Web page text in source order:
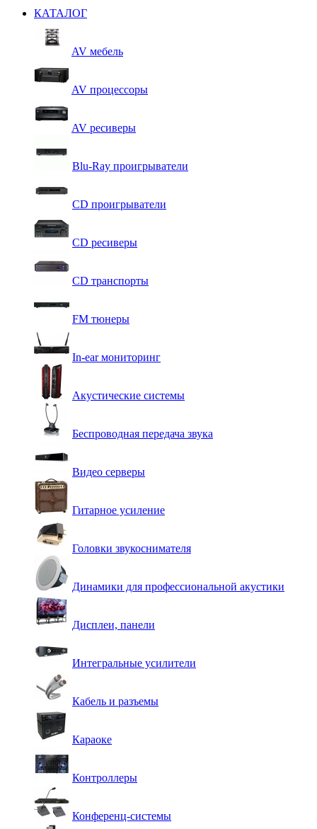
КАТАЛОГ
AV мебель
AV процессоры
AV ресиверы
Blu-Ray проигрыватели
CD проигрыватели
CD ресиверы
CD транспорты
FM тюнеры
In-ear мониторинг
Акустические системы
Беспроводная передача звука
Видео серверы
Гитарное усиление
Головки звукоснимателя
Динамики для профессиональной акустики
Дисплеи, панели
Интегральные усилители
Кабель и разъемы
Караоке
Контроллеры
Конференц-системы